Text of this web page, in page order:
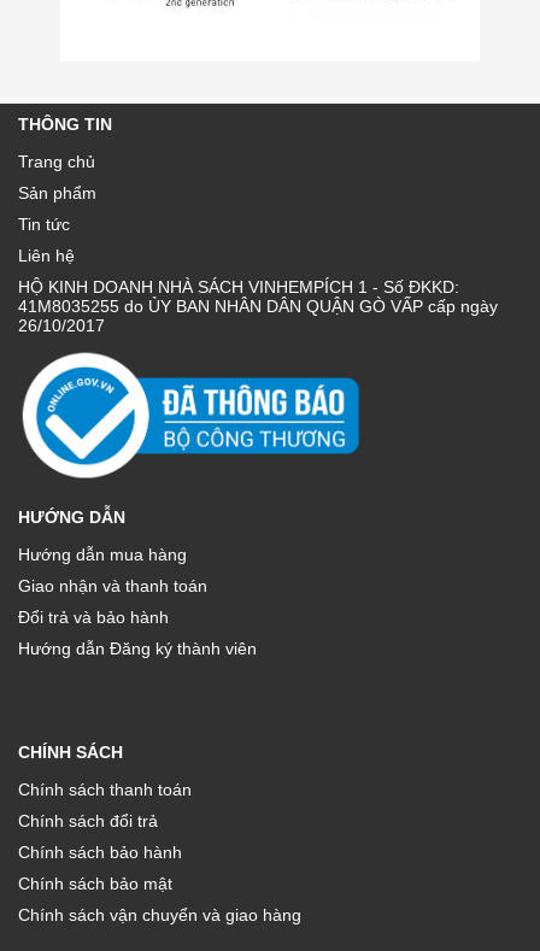
THÔNG TIN
Trang chủ
Sản phẩm
Tin tức
Liên hệ
HỘ KINH DOANH NHÀ SÁCH VINHEMPÍCH 1 - Số ĐKKD:
41M8035255 do ỦY BAN NHÂN DÂN QUẬN GÒ VẤP cấp ngày
26/10/2017
HƯỚNG DẪN
Hướng dẫn mua hàng
Giao nhận và thanh toán
Đổi trả và bảo hành
Hướng dẫn Đăng ký thành viên
CHÍNH SÁCH
Chính sách thanh toán
Chính sách đổi trả
Chính sách bảo hành
Chính sách bảo mật
Chính sách vận chuyển và giao hàng